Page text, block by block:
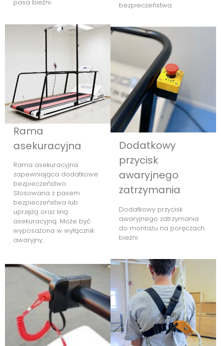
pasa bieżni.
bezpieczeństwa.
Rama
asekuracyjna
Rama asekuracyjna
zapewniająca dodatkowe
bezpieczeństwo.
Stosowana z pasem
bezpieczeństwa lub
uprzężą oraz liną
asekuracyjną. Może być
wyposażona w wyłącznik
awaryjny..
Dodatkowy
przycisk
awaryjnego
zatrzymania
Dodatkowy przycisk
awaryjnego zatrzymania
do montażu na poręczach
bieżni.